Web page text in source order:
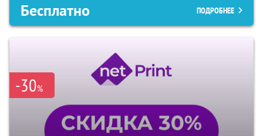
Бесплатно ПОДРОБНЕЕ
-30%